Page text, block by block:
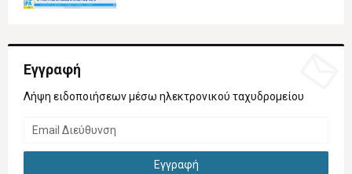
Εγγραφή
Λήψη ειδοποιήσεων μέσω ηλεκτρονικού ταχυδρομείου